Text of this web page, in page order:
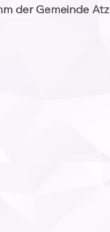
der Gemeinde